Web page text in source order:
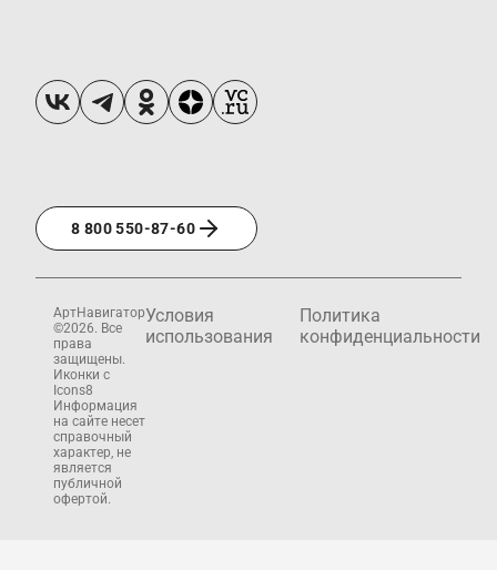
8 800 550-87-60
АртНавигатор
©2026. Все
права
защищены.
Иконки с
Icons8
Информация
на сайте несет
справочный
характер, не
является
публичной
офертой.
Условия
использования
Политика
конфиденциальности